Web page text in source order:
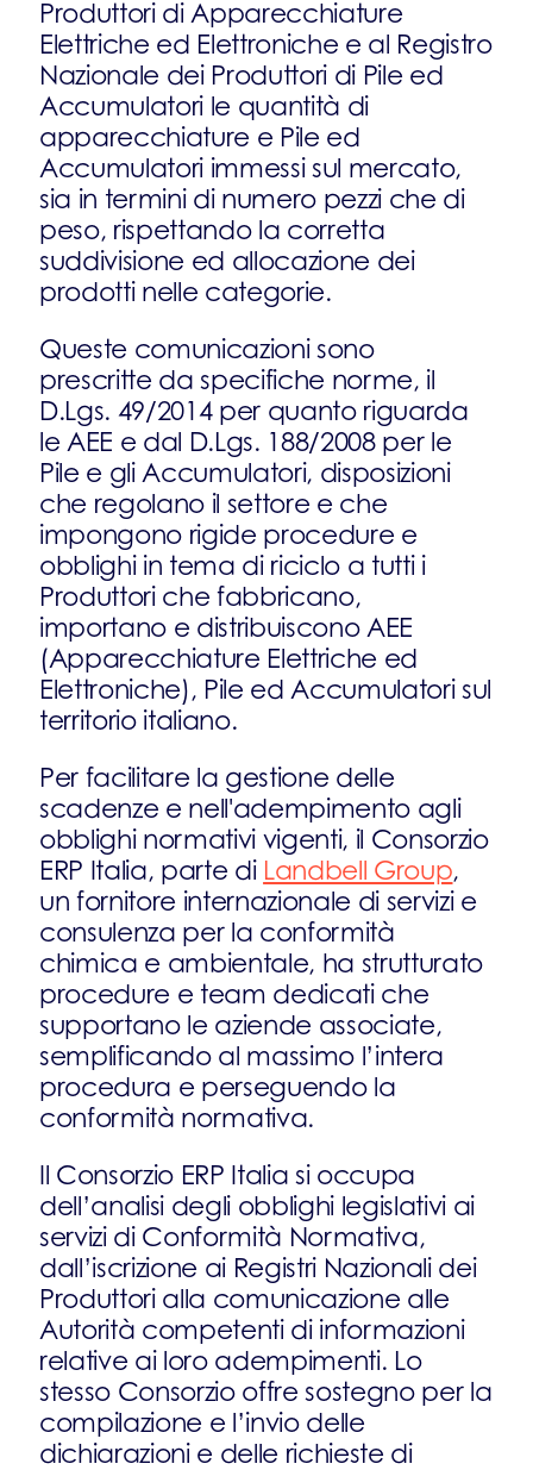
Produttori di Apparecchiature
Elettriche ed Elettroniche e al Registro
Nazionale dei Produttori di Pile ed
Accumulatori le quantità di
apparecchiature e Pile ed
Accumulatori immessi sul mercato,
sia in termini di numero pezzi che di
peso, rispettando la corretta
suddivisione ed allocazione dei
prodotti nelle categorie.
Queste comunicazioni sono
prescritte da specifiche norme, il
D.Lgs. 49/2014 per quanto riguarda
le AEE e dal D.Lgs. 188/2008 per le
Pile e gli Accumulatori, disposizioni
che regolano il settore e che
impongono rigide procedure e
obblighi in tema di riciclo a tutti i
Produttori che fabbricano,
importano e distribuiscono AEE
(Apparecchiature Elettriche ed
Elettroniche), Pile ed Accumulatori sul
territorio italiano.
Per facilitare la gestione delle
scadenze e nell'adempimento agli
obblighi normativi vigenti, il Consorzio
ERP Italia, parte di Landbell Group,
un fornitore internazionale di servizi e
consulenza per la conformità
chimica e ambientale, ha strutturato
procedure e team dedicati che
supportano le aziende associate,
semplificando al massimo l’intera
procedura e perseguendo la
conformità normativa.
Il Consorzio ERP Italia si occupa
dell’analisi degli obblighi legislativi ai
servizi di Conformità Normativa,
dall’iscrizione ai Registri Nazionali dei
Produttori alla comunicazione alle
Autorità competenti di informazioni
relative ai loro adempimenti. Lo
stesso Consorzio offre sostegno per la
compilazione e l’invio delle
dichiarazioni e delle richieste di